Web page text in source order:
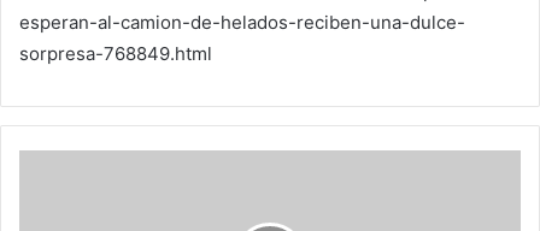
esperan-al-camion-de-helados-reciben-una-dulce-
sorpresa-768849.html